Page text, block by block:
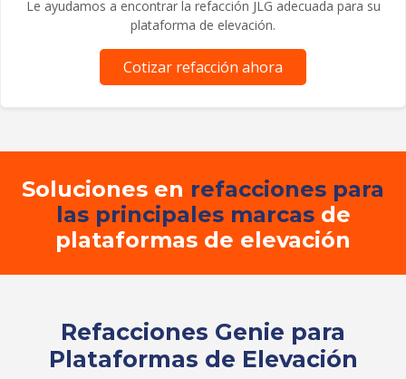
Le ayudamos a encontrar la refacción JLG adecuada para su
plataforma de elevación.
Cotizar refacción ahora
Soluciones en refacciones para
las principales marcasde
plataformas de elevación
Refacciones Genie para
Plataformas de Elevación